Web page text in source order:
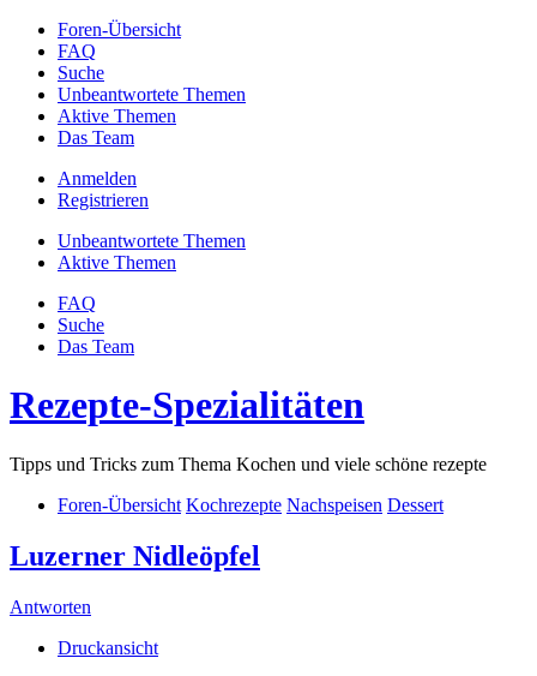
Foren-Übersicht
FAQ
Suche
Unbeantwortete Themen
Aktive Themen
Das Team
Anmelden
Registrieren
Unbeantwortete Themen
Aktive Themen
FAQ
Suche
Das Team
Rezepte-Spezialitäten
Tipps und Tricks zum Thema Kochen und viele schöne rezepte
Foren-Übersicht Kochrezepte Nachspeisen Dessert
Luzerner Nidleöpfel
Antworten
Druckansicht